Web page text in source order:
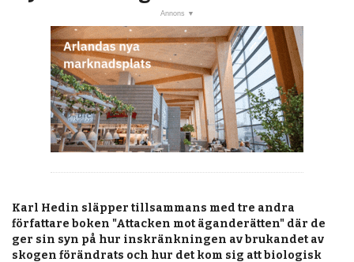
KALENDER
MARKNAD
PRENUMERERA
ANNONSERA
OM OSS
BUTIK
Karl Hedin släpper tillsammans med tre andra
författare boken "Attacken mot äganderätten" där de
ger sin syn på hur inskränkningen av brukandet av
skogen förändrats och hur det kom sig att biologisk